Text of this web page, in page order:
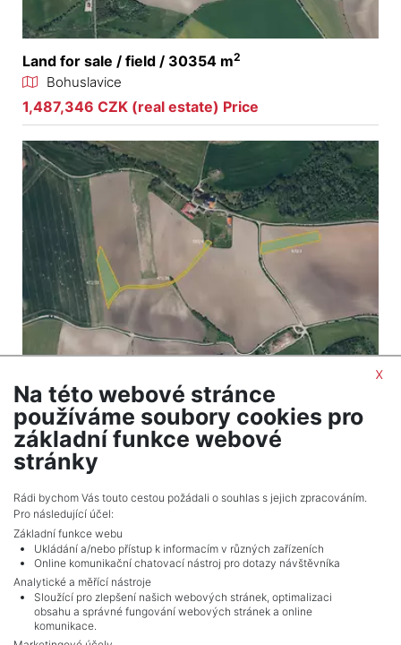
Land for sale / field / 30354 m2
Bohuslavice
1,487,346 CZK (real estate) Price
Land for sale / field / 6008 m2
Černčice
300,400 CZK (real estate) Price
Adverts total7.
x
Na této webové stránce
používáme soubory cookies pro
základní funkce webové
stránky
Rádi bychom Vás touto cestou požádali o souhlas s jejich zpracováním.
Pro následující účel:
Základní funkce webu
Ukládání a/nebo přístup k informacím v různých zařízeních
Online komunikační chatovací nástroj pro dotazy návštěvníka
Analytické a měřící nástroje
Sloužící pro zlepšení našich webových stránek, optimalizaci
obsahu a správné fungování webových stránek a online
komunikace.